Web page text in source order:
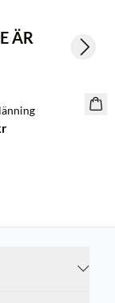
ÄR
Next